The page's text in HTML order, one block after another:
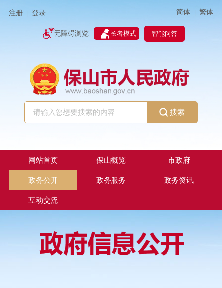
注册 登录 简体 | 繁体
无障碍浏览 长者模式 智能问答
搜索
网站首页 保山概览 市政府
政务公开 政务服务 政务资讯
互动交流